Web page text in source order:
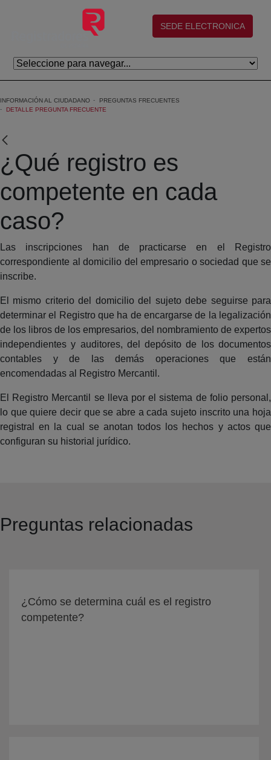
Skip to Main Content
(abre en nueva ventana)
SEDE ELECTRONICA
INFORMACIÓN AL CIUDADANO
PREGUNTAS FRECUENTES
DETALLE PREGUNTA FRECUENTE
¿Qué registro es
competente en cada
caso?
Las inscripciones han de practicarse en el Registro
correspondiente al domicilio del empresario o sociedad que se
inscribe.
El mismo criterio del domicilio del sujeto debe seguirse para
determinar el Registro que ha de encargarse de la legalización
de los libros de los empresarios, del nombramiento de expertos
independientes y auditores, del depósito de los documentos
contables y de las demás operaciones que están
encomendadas al Registro Mercantil.
El Registro Mercantil se lleva por el sistema de folio personal,
lo que quiere decir que se abre a cada sujeto inscrito una hoja
registral en la cual se anotan todos los hechos y actos que
configuran su historial jurídico.
Preguntas relacionadas
¿Cómo se determina cuál es el registro
competente?